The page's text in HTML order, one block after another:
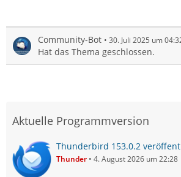
Community-Bot 30. Juli 2025 um
Hat das Thema geschlossen.
Aktuelle Programmversion
Thunderbird 153.0.2
Thunder 4. August 2026 um 22:28